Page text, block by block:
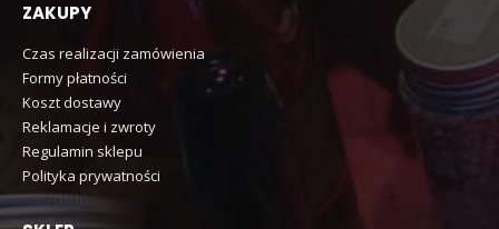
ZAKUPY
Czas realizacji zamówienia
Formy płatności
Koszt dostawy
Reklamacje i zwroty
Regulamin sklepu
Polityka prywatności